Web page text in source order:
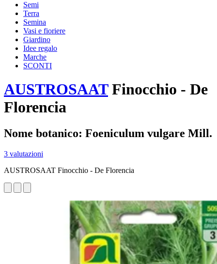
Semi
Terra
Semina
Vasi e fioriere
Giardino
Idee regalo
Marche
SCONTI
AUSTROSAATFinocchio - De
Florencia
Nome botanico: Foeniculum vulgare Mill.
3 valutazioni
AUSTROSAAT Finocchio - De Florencia